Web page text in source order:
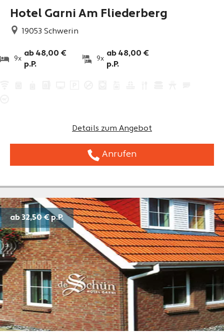
Hotel Garni Am Fliederberg
19053 Schwerin
9x
ab 48,00 €
p.P.
9x
ab 48,00 €
p.P.
Details zum Angebot
Anrufen
ab 32,50 €p.P.